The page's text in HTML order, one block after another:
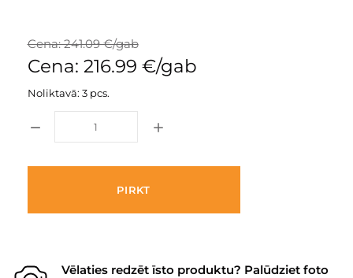
Cena: 241.09 €/gab
Cena: 216.99 €/gab
Noliktavā: 3 pcs.
PIRKT
Vēlaties redzēt īsto produktu? Palūdziet foto